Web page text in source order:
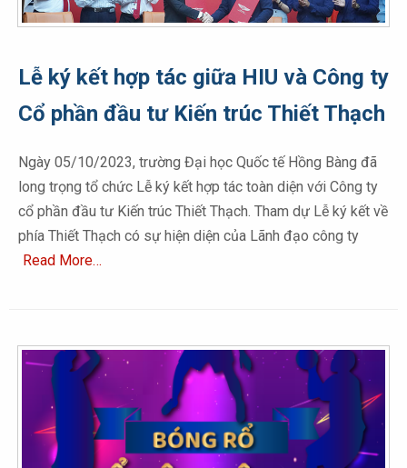
Lễ ký kết hợp tác giữa HIU và Công ty
Cổ phần đầu tư Kiến trúc Thiết Thạch
Ngày 05/10/2023, trường Đại học Quốc tế Hồng Bàng đã
long trọng tổ chức Lễ ký kết hợp tác toàn diện với Công ty
cổ phần đầu tư Kiến trúc Thiết Thạch. Tham dự Lễ ký kết về
phía Thiết Thạch có sự hiện diện của Lãnh đạo công ty
Read More…